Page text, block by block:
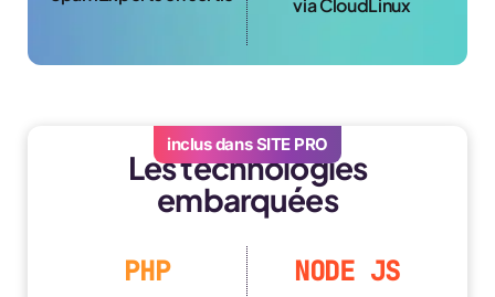
via CloudLinux
inclus dans SITE PRO
Les technologies
embarquées
PHP NODE JS